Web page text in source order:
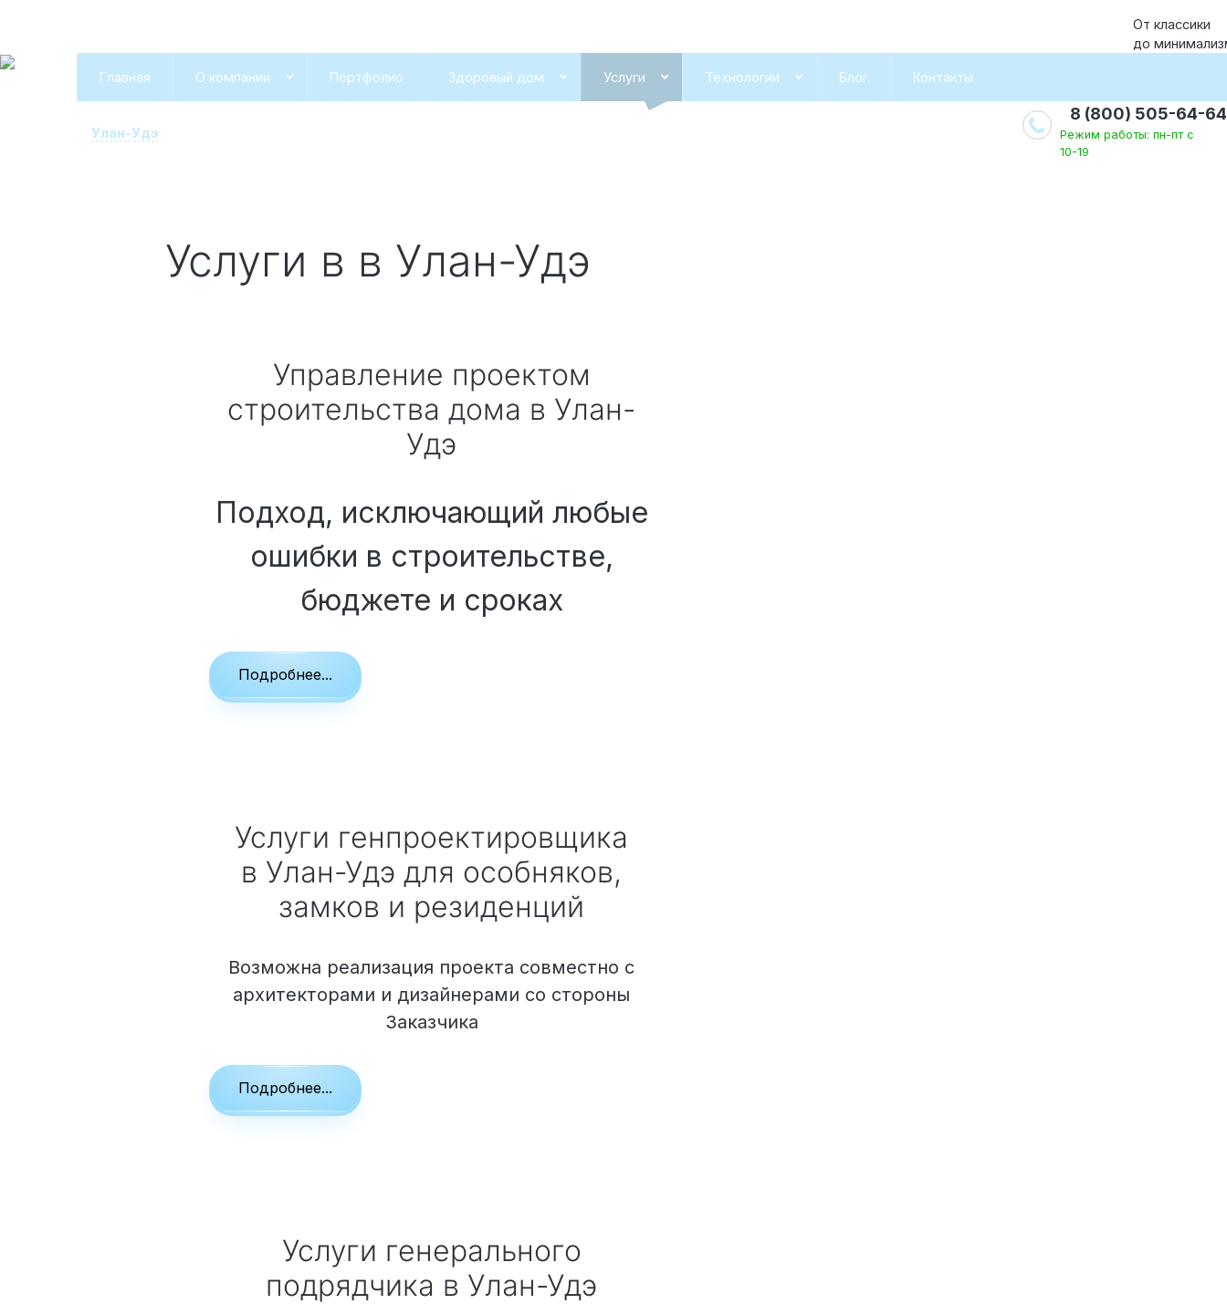
От классики
до
Главная О компании Портфолио Здоровый дом Услуги Технологии Блог Контакты
Улан-Удэ
8 (800) 505-64-64
Режим работы: пн-пт с
10-19
Управление проектом реализации дома
Технология по улучшенным российским нормативам
Услуги в в Улан-Удэ
Управление проектом
строительства дома в Улан-
Удэ
Подход, исключающий любые
ошибки в строительстве,
бюджете и сроках
Подробнее...
Услуги генпроектировщика
в Улан-Удэ для особняков,
замков и резиденций
Возможна реализация проекта совместно с
архитекторами и дизайнерами со стороны
Заказчика
Подробнее...
Услуги генерального
подрядчика в Улан-Удэ